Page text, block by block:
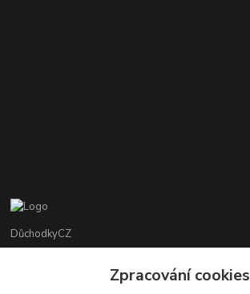
DůchodkyCZ
+420 412384749
Zpracování cookies